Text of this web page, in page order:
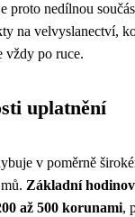
proto nedílnou
na velvyslanectví,
vždy po ruce.
uplatnění
v poměrně
Základní
až 500 korunami,